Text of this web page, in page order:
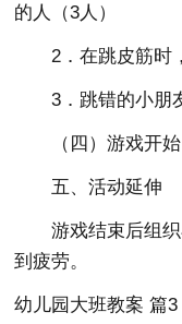
的人（3人）
2．在跳皮筋时
3．跳错的小朋
（四）游戏开始
五、活动延伸
游戏结束后组
到疲劳。
幼儿园大班教案 篇3